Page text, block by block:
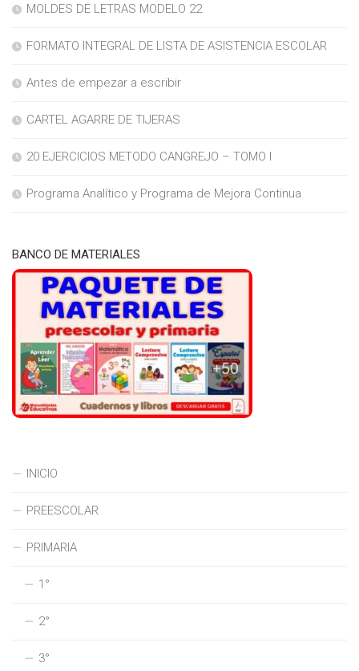
MOLDES DE LETRAS MODELO 22
FORMATO INTEGRAL DE LISTA DE ASISTENCIA ESCOLAR
Antes de empezar a escribir
CARTEL AGARRE DE TIJERAS
20 EJERCICIOS METODO CANGREJO – TOMO I
Programa Analítico y Programa de Mejora Continua
BANCO DE MATERIALES
INICIO
PREESCOLAR
PRIMARIA
1°
2°
3°